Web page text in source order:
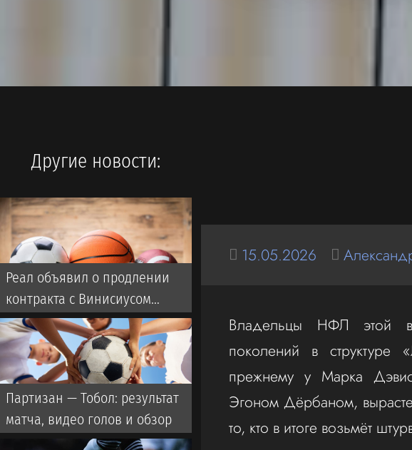
15.05.2026
Владельцы НФЛ этой
поколений в структуре
прежнему у Марка
Эгоном Дёрбаном,
то, кто в итоге возьмёт
Другие новости:
Реал объявил о продлении
контракта с Винисиусом
(ВИДЕО)
Партизан — Тобол: результат
матча, видео голов и обзор